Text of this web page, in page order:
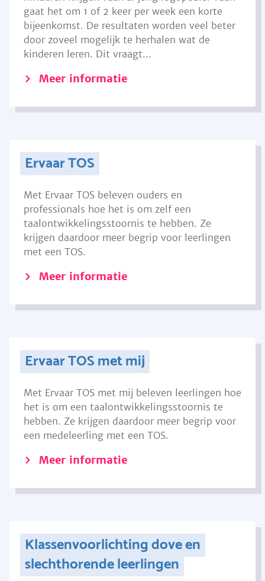
gaat het om 1 of 2 keer per week een korte
bijeenkomst. De resultaten worden veel beter
door zoveel mogelijk te herhalen wat de
kinderen leren. Dit vraagt...
Meer informatie
Ervaar TOS
Met Ervaar TOS beleven ouders en
professionals hoe het is om zelf een
taalontwikkelingsstoornis te hebben. Ze
krijgen daardoor meer begrip voor leerlingen
met een TOS.
Meer informatie
Ervaar TOS met mij
Met Ervaar TOS met mij beleven leerlingen hoe
het is om een taalontwikkelingsstoornis te
hebben. Ze krijgen daardoor meer begrip voor
een medeleerling met een TOS.
Meer informatie
Klassenvoorlichting dove en
slechthorende leerlingen